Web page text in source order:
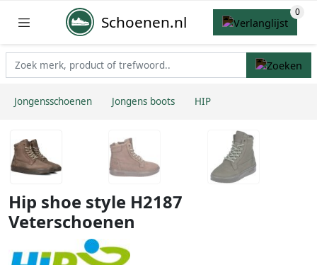
Schoenen.nl
Jongensschoenen Jongens boots HIP
Hip shoe style H2187
Veterschoenen